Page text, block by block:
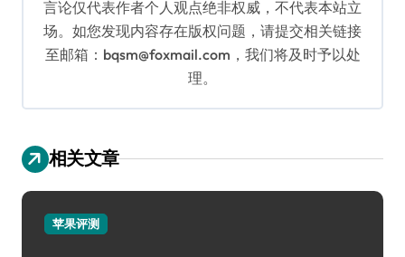
言论仅代表作者个人观点绝非权威，不代表本站立
场。如您发现内容存在版权问题，请提交相关链接
至邮箱：bqsm@foxmail.com，我们将及时予以处
理。
相关文章
苹果评测